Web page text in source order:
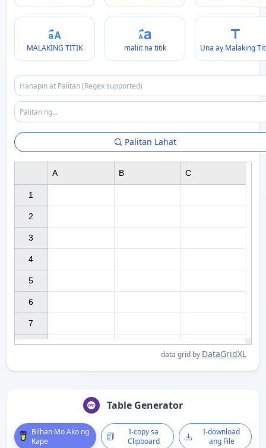
MALAKING TITIK maliit na titik Una ay Malaking
Palitan Lahat
1
2
3
4
5
6
7
A B C
data grid by DataGridXL
Table Generator
Bilhan Mo Ako ng
Kape
I-copy sa
Clipboard
I-download
ang File